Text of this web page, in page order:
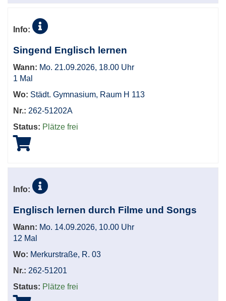
Info:
Singend Englisch lernen
Wann: Mo. 21.09.2026, 18.00 Uhr
1 Mal
Wo: Städt. Gymnasium, Raum H 113
Nr.: 262-51202A
Status: Plätze frei
Info:
Englisch lernen durch Filme und Songs
Wann: Mo. 14.09.2026, 10.00 Uhr
12 Mal
Wo: Merkurstraße, R. 03
Nr.: 262-51201
Status: Plätze frei